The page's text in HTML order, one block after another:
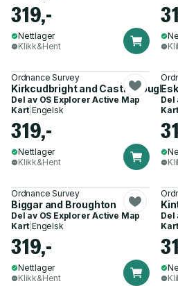
319,-
Nettlager
Klikk&Hent
Ordnance Survey
Kirkcudbright and Castle Douglas
Del av OS Explorer Active Map
Kart |Engelsk
319,-
Nettlager
Klikk&Hent
Del
Kart
Ordnance Survey
Biggar and Broughton
Del av OS Explorer Active Map
Kart |Engelsk
319,-
Nettlager
Klikk&Hent
Del
Kart